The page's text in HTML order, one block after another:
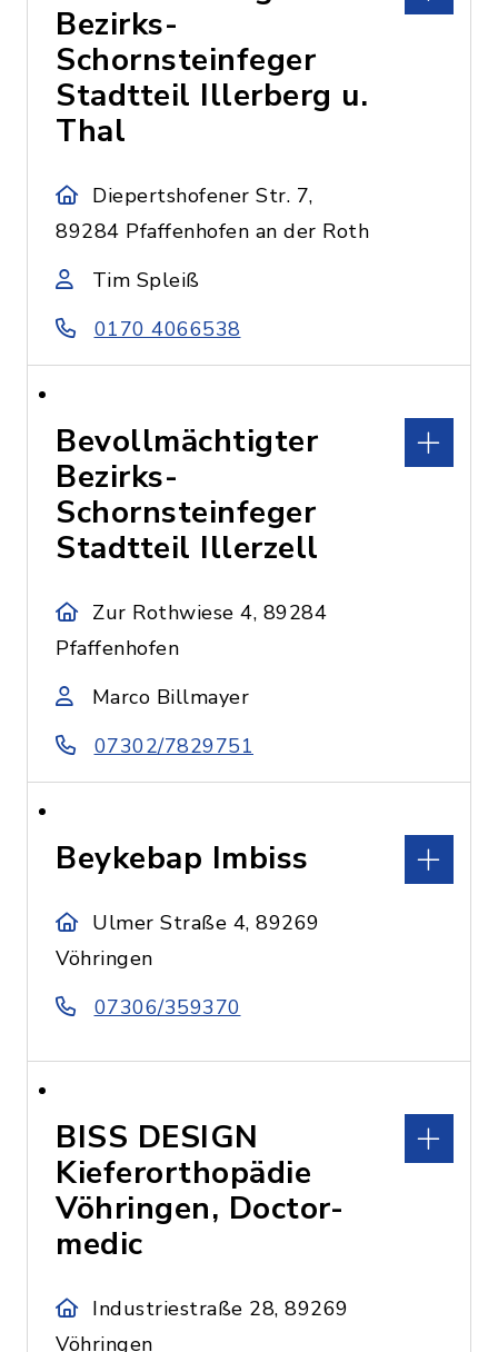
Bezirks-
Schornsteinfeger
Stadtteil Illerberg u.
Thal
Diepertshofener Str. 7,
89284 Pfaffenhofen an der Roth
Tim Spleiß
0170 4066538
Bevollmächtigter
Bezirks-
Schornsteinfeger
Stadtteil Illerzell
Zur Rothwiese 4, 89284
Pfaffenhofen
Marco Billmayer
07302/7829751
Beykebap Imbiss
Ulmer Straße 4, 89269
Vöhringen
07306/359370
BISS DESIGN
Kieferorthopädie
Vöhringen, Doctor-
medic
Industriestraße 28, 89269
Vöhringen